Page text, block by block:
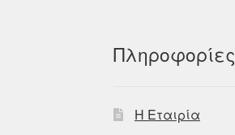
Πληροφορίες
Η Εταιρία